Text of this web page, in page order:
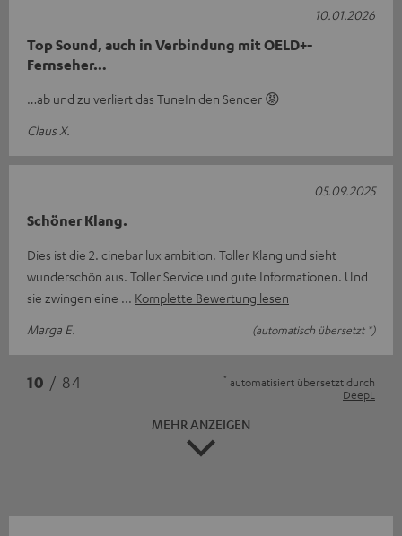
Top Sound, auch in Verbindung mit OELD+-
Fernseher…
…ab und zu verliert das TuneIn den Sender 😡
Claus X.
10.01.2026
Schöner Klang.
Dies ist die 2. cinebar lux ambition. Toller Klang und sieht
wunderschön aus. Toller Service und gute Informationen. Und
sie zwingen eine
Komplette Bewertung lesen
Marga E.
(automatisch übersetzt *)
05.09.2025
10 / 84 * automatisiert übersetzt durch
DeepL
MEHR ANZEIGEN